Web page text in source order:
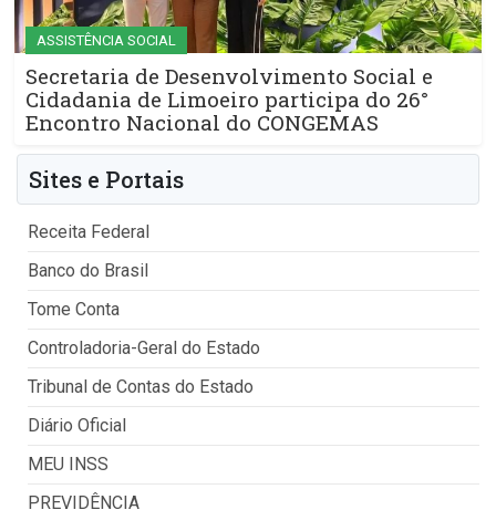
ASSISTÊNCIA SOCIAL
Secretaria de Desenvolvimento Social e
Cidadania de Limoeiro participa do 26°
Encontro Nacional do CONGEMAS
Sites e Portais
Receita Federal
Banco do Brasil
Tome Conta
Controladoria-Geral do Estado
Tribunal de Contas do Estado
Diário Oficial
MEU INSS
PREVIDÊNCIA